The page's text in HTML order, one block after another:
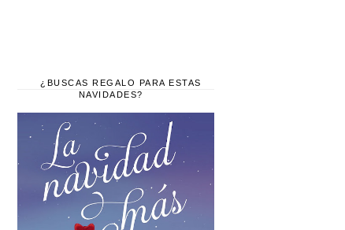
¿BUSCAS REGALO PARA ESTAS
NAVIDADES?